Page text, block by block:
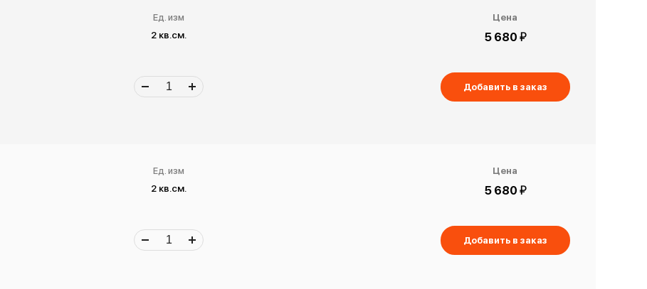
Ед. изм
2 кв.см.
Цена
5 680 й
Добавить в заказ
Ед. изм
2 кв.см.
Цена
5 680 й
Добавить в заказ